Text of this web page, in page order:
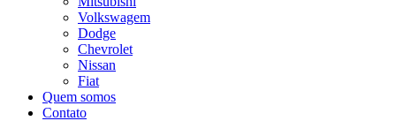
Volkswagem
Dodge
Chevrolet
Nissan
Fiat
Quem somos
Contato